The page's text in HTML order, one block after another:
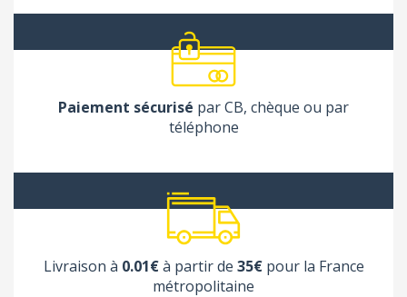
Paiement sécurisé par CB, chèque ou par
téléphone
Livraison à 0.01€à partir de 35€pour la France
métropolitaine